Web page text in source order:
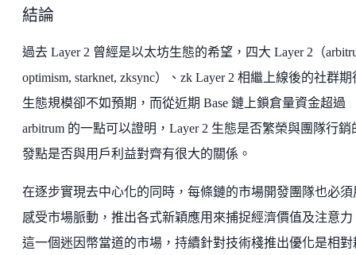
結論
過去 Layer 2 曾經是以太坊生態的希望，四大 Layer 2（
optimism, starknet, zksync）、zk Layer 2 相繼上線後的社群期
生態規模卻不如預期，而從近期 Base 鏈上鎖倉量資金超過
arbitrum 的一點可以證明，Layer 2 生態是否繁榮與團隊行銷
發點是否與用戶利益對齊有很大的關係。
在逐步實現去中心化的同時，每條鏈的市場開發團隊也必須
感受市場脈動，推出各式新穎應用來捕捉經濟價值及注意力
這一個迷因幣當道的市場，持續針對技術棧推出優化是相對